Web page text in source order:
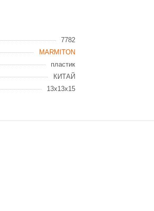
7782
MARMITON
пластик
КИТАЙ
13x13x15